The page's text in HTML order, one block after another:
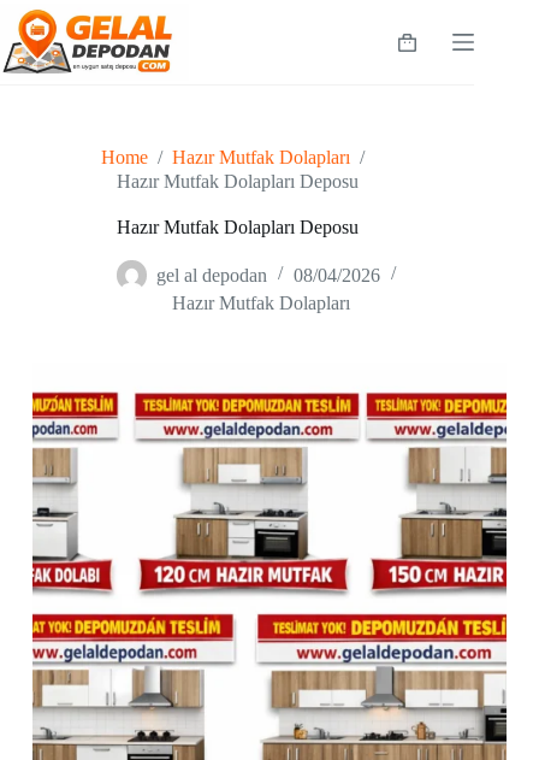
Skip
content
Shopping
Home / Hazır Mutfak Dolapları /
Hazır Mutfak Dolapları Deposu
Hazır Mutfak Dolapları Deposu
gel al depodan
08/04/2026
Hazır Mutfak Dolapları